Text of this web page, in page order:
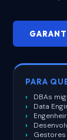
PARA
DBAs
Data